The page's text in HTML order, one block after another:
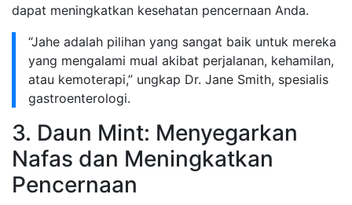
dapat meningkatkan kesehatan pencernaan Anda.
“Jahe adalah pilihan yang sangat baik untuk mereka
yang mengalami mual akibat perjalanan, kehamilan,
atau kemoterapi,” ungkap Dr. Jane Smith, spesialis
gastroenterologi.
3. Daun Mint: Menyegarkan
Nafas dan Meningkatkan
Pencernaan